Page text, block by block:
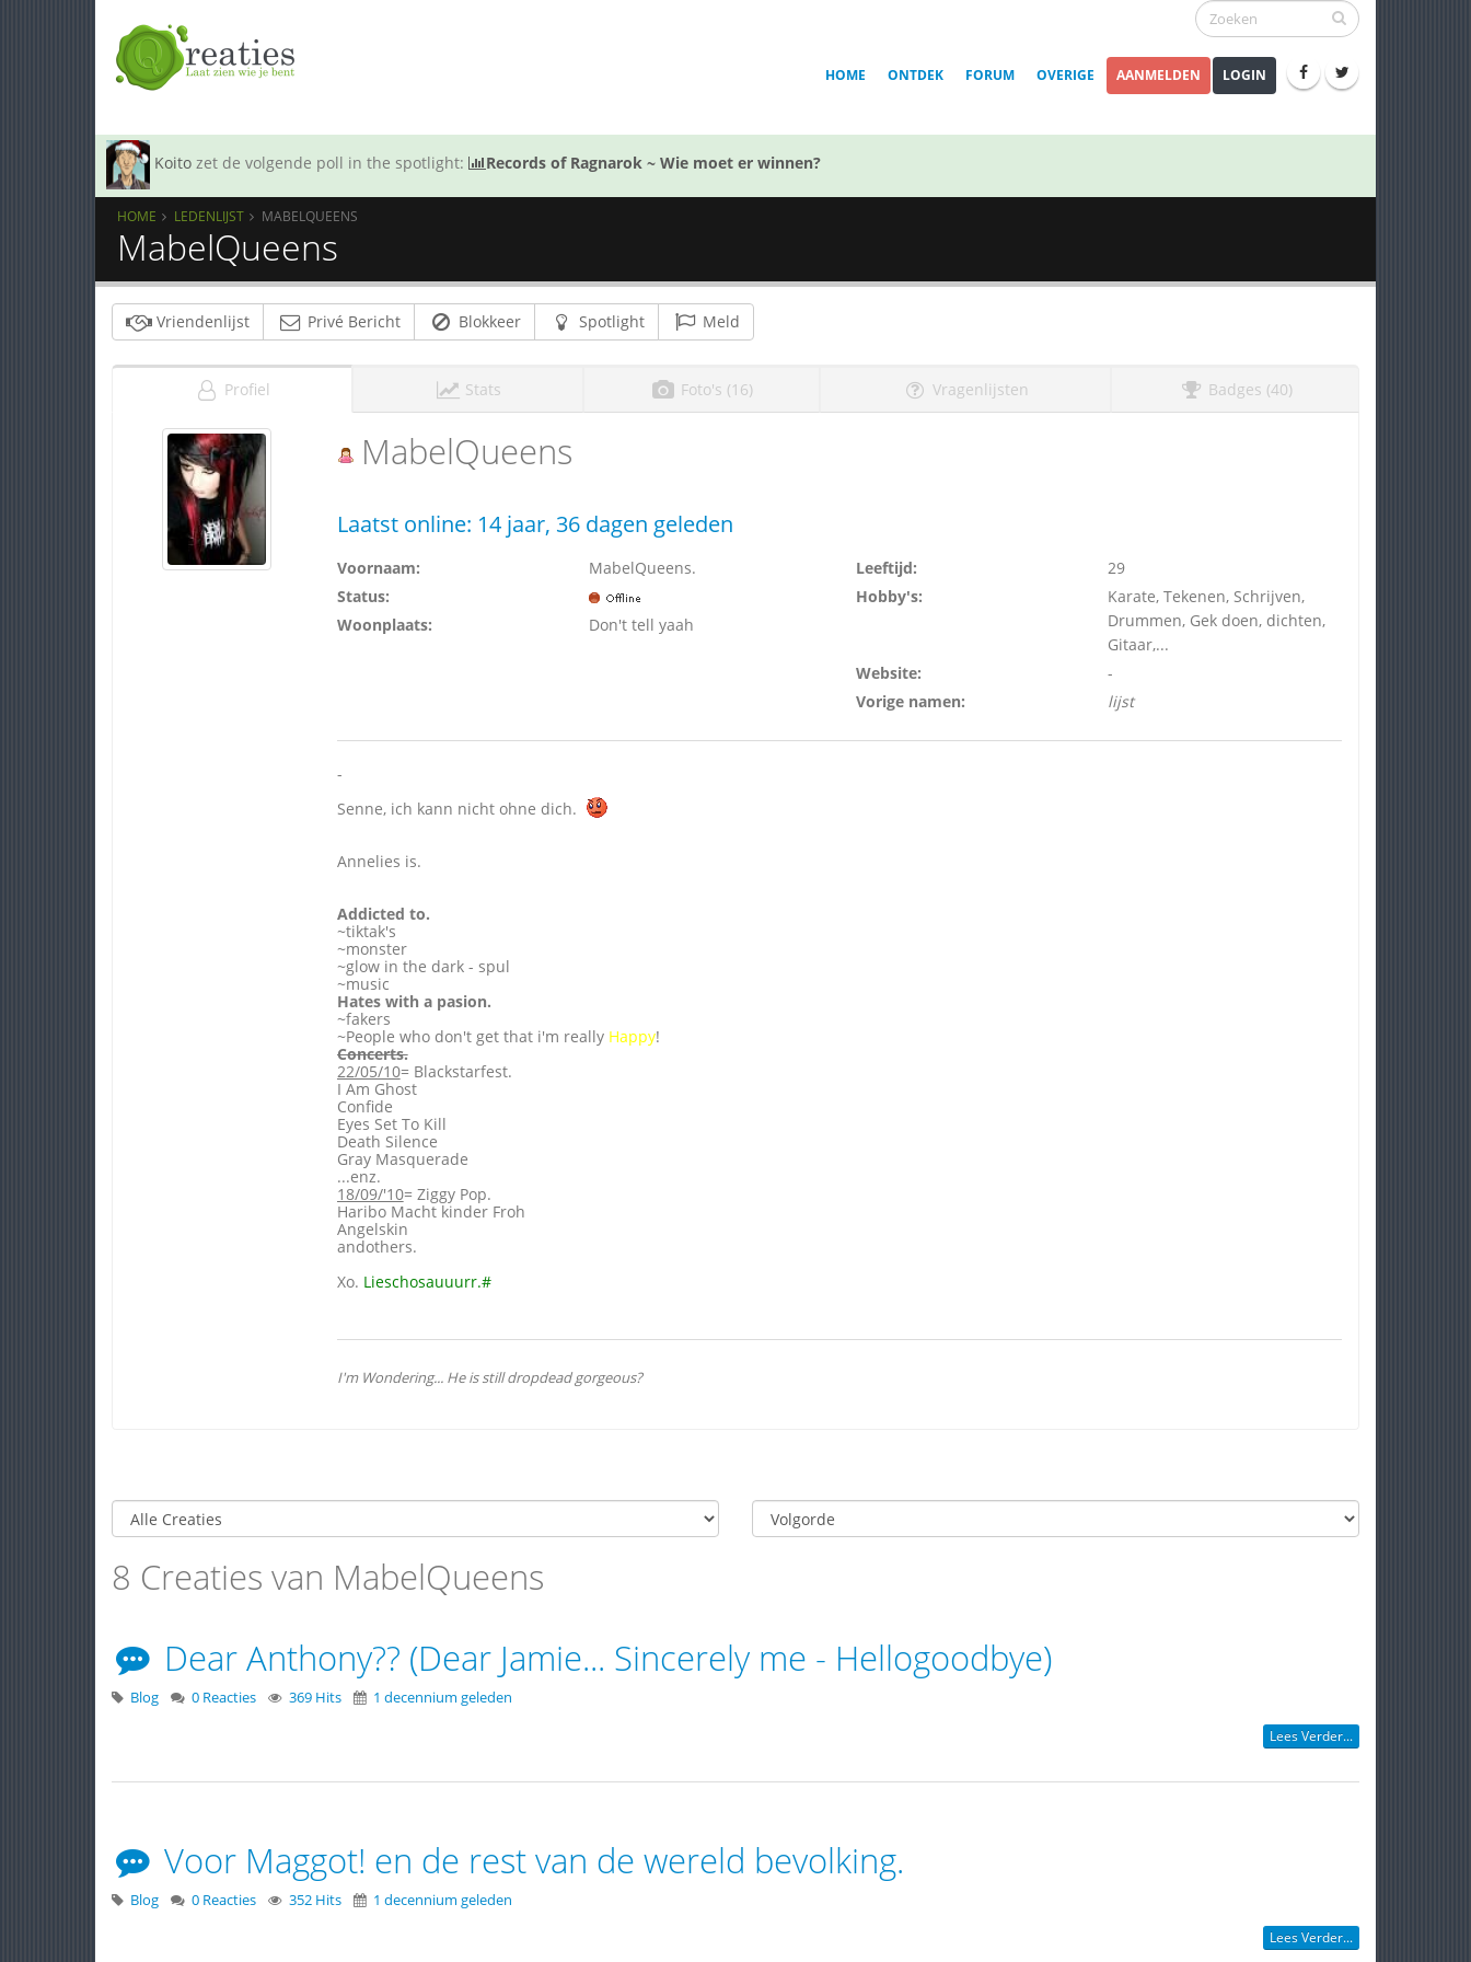
HOME ONTDEK FORUM OVERIGE AANMELDEN LOGIN
Koito zet de volgende poll in the spotlight: Records of Ragnarok ~ Wie moet er winnen?
HOME LEDENLIJST MABELQUEENS
MabelQueens
Vriendenlijst Privé Bericht Blokkeer Spotlight Meld
Profiel Stats Foto's (16) Vragenlijsten Badges (40)
MabelQueens
Laatst online: 14 jaar, 36 dagen geleden
Voornaam:
MabelQueens.
Status:
Woonplaats:
Don't tell yaah
Leeftijd:
29
Hobby's:
Karate, Tekenen, Schrijven,
Drummen, Gek doen, dichten,
Gitaar,...
Website:
-
Vorige namen:
lijst
-
Senne, ich kann nicht ohne dich.
Annelies is.
Addicted to.
~tiktak's
~monster
~glow in the dark - spul
~music
Hates with a pasion.
~fakers
~People who don't get that i'm really Happy!
Concerts.
22/05/10= Blackstarfest.
I Am Ghost
Confide
Eyes Set To Kill
Death Silence
Gray Masquerade
...enz.
18/09/'10= Ziggy Pop.
Haribo Macht kinder Froh
Angelskin
andothers.
Xo. Lieschosauuurr.#
I'm Wondering... He is still dropdead gorgeous?
8 Creaties van MabelQueens
Dear Anthony?? (Dear Jamie... Sincerely me - Hellogoodbye)
Blog 0 Reacties 369 Hits 1 decennium geleden
Lees Verder...
Voor Maggot! en de rest van de wereld bevolking.
Blog 0 Reacties 352 Hits 1 decennium geleden
Lees Verder...